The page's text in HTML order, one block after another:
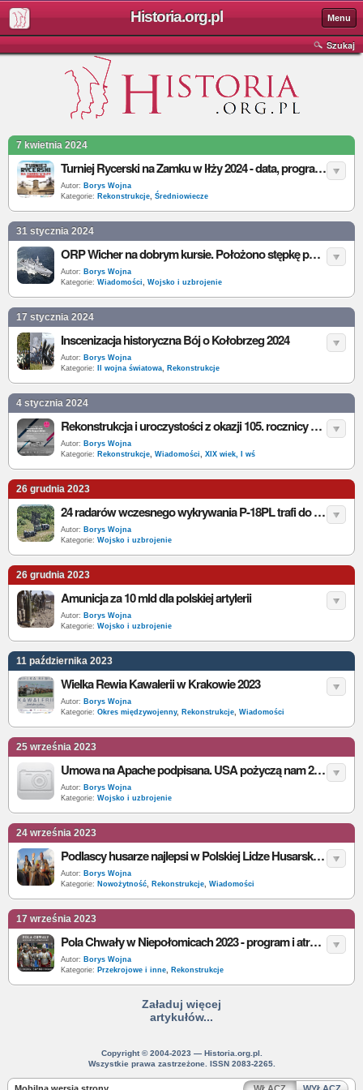
Historia.org.pl Menu
Szukaj
7 kwietnia 2024
Turniej Rycerski na Zamku w Iłży 2024 - data, program, bilety
Autor: Borys Wojna
Kategorie: Rekonstrukcje, Średniowiecze
31 stycznia 2024
ORP Wicher na dobrym kursie. Położono stępkę pod nowoczesną fregatę MIECZNIK
Autor: Borys Wojna
Kategorie: Wiadomości, Wojsko i uzbrojenie
17 stycznia 2024
Inscenizacja historyczna Bój o Kołobrzeg 2024
Autor: Borys Wojna
Kategorie:
II wojna światowa, Rekonstrukcje
4 stycznia 2024
Rekonstrukcja i uroczystości z okazji 105. rocznicy zdobycia Ławicy przez powstańców wielkopolskich
Autor: Borys Wojna
Kategorie: Rekonstrukcje, Wiadomości, XIX wiek, I wś
26 grudnia 2023
24 radarów wczesnego wykrywania P-18PL trafi do Wojska Polskiego
Autor: Borys Wojna
Kategorie: Wojsko i uzbrojenie
26 grudnia 2023
Amunicja za 10 mld dla polskiej artylerii
Autor: Borys Wojna
Kategorie: Wojsko i uzbrojenie
11 października 2023
Wielka Rewia Kawalerii w Krakowie 2023
Autor: Borys Wojna
Kategorie: Okres międzywojenny, Rekonstrukcje, Wiadomości
25 września 2023
Umowa na Apache podpisana. USA pożyczą nam 2 miliardy dolarów
Autor: Borys Wojna
Kategorie: Wojsko i uzbrojenie
24 września 2023
Podlascy husarze najlepsi w Polskiej Lidze Husarskiej 2023
Autor: Borys Wojna
Kategorie: Nowożytność, Rekonstrukcje, Wiadomości
17 września 2023
Pola Chwały w Niepołomicach 2023 - program i atrakcje
Autor: Borys Wojna
Kategorie: Przekrojowe i inne, Rekonstrukcje
Załaduj więcej
artykułów...
Copyright © 2004-2023 — Historia.org.pl.
Wszystkie prawa zastrzeżone. ISSN 2083-2265.